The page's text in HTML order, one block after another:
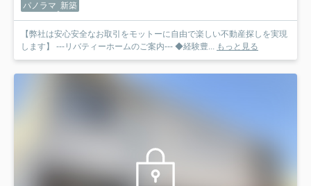
パノラマ 新築
【弊社は安心安全なお取引をモットーに自由で楽しい不動産探しを実現
します】 ---リバティーホームのご案内--- ◆経験豊... もっと見る